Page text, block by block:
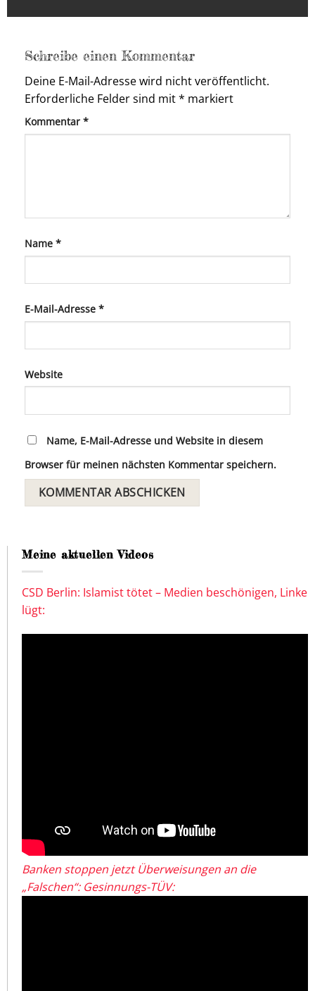
Schreibe einen Kommentar
Deine E-Mail-Adresse wird nicht veröffentlicht.
Erforderliche Felder sind mit* markiert
Kommentar *
Name *
E-Mail-Adresse *
Website
Name, E-Mail-Adresse und Website in diesem
Browser für meinen nächsten Kommentar speichern.
Meine aktuellen Videos
CSD Berlin: Islamist tötet – Medien beschönigen, Linke
lügt:
Banken stoppen jetzt Überweisungen an die
„Falschen“: Gesinnungs-TÜV: